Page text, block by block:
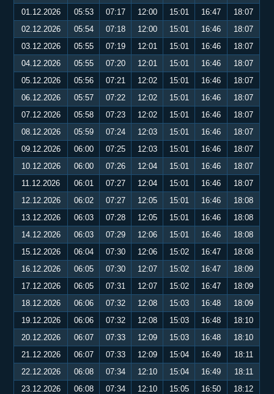
01.12.2026
05:53 07:17 12:00 15:01 16:47
18:07
02.12.2026
05:54 07:18 12:00 15:01 16:46
18:07
03.12.2026
05:55 07:19 12:01 15:01 16:46
18:07
04.12.2026
05:55 07:20 12:01 15:01 16:46
18:07
05.12.2026
05:56 07:21 12:02 15:01 16:46
18:07
06.12.2026
05:57 07:22 12:02 15:01 16:46
18:07
07.12.2026
05:58 07:23 12:02 15:01 16:46
18:07
08.12.2026
05:59 07:24 12:03 15:01 16:46
18:07
09.12.2026
06:00 07:25 12:03 15:01 16:46
18:07
10.12.2026
06:00 07:26 12:04 15:01 16:46
18:07
11.12.2026
06:01 07:27 12:04 15:01 16:46
18:07
12.12.2026
06:02 07:27 12:05 15:01 16:46
18:08
13.12.2026
06:03 07:28 12:05 15:01 16:46
18:08
14.12.2026
06:03 07:29 12:06 15:01 16:46
18:08
15.12.2026
06:04 07:30 12:06 15:02 16:47
18:08
16.12.2026
06:05 07:30 12:07 15:02 16:47
18:09
17.12.2026
06:05 07:31 12:07 15:02 16:47
18:09
18.12.2026
06:06 07:32 12:08 15:03 16:48
18:09
19.12.2026
06:06 07:32 12:08 15:03 16:48
18:10
20.12.2026
06:07 07:33 12:09 15:03 16:48
18:10
21.12.2026
06:07 07:33 12:09 15:04 16:49
18:11
22.12.2026
06:08 07:34 12:10 15:04 16:49
18:11
23.12.2026
06:08 07:34 12:10 15:05 16:50
18:12